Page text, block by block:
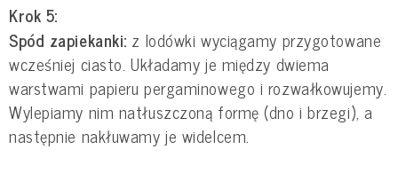
Krok 5:
Spód zapiekanki: z lodówki wyciągamy przygotowane
wcześniej ciasto. Układamy je między dwiema
warstwami papieru pergaminowego i rozwałkowujemy.
Wylepiamy nim natłuszczoną formę (dno i brzegi), a
następnie nakłuwamy je widelcem.